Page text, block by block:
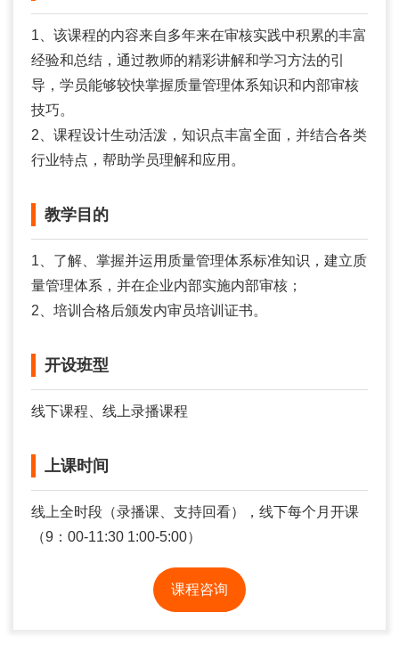
1、该课程的内容来自多年来在审核实践中积累的丰富
经验和总结，通过教师的精彩讲解和学习方法的引
导，学员能够较快掌握质量管理体系知识和内部审核
技巧。
2、课程设计生动活泼，知识点丰富全面，并结合各类
行业特点，帮助学员理解和应用。
教学目的
1、了解、掌握并运用质量管理体系标准知识，建立质
量管理体系，并在企业内部实施内部审核；
2、培训合格后颁发内审员培训证书。
开设班型
线下课程、线上录播课程
上课时间
线上全时段（录播课、支持回看），线下每个月开课
（9：00-11:30 1:00-5:00）
课程咨询